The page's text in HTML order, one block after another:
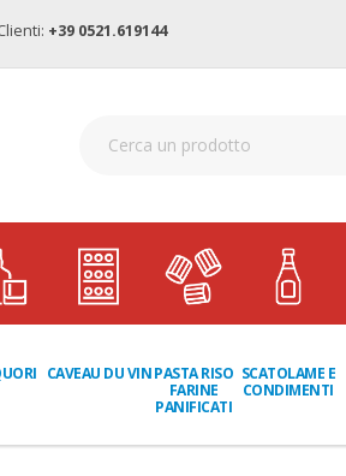
+39 0521.619144
CAVEAU DU VINPASTA RISO
FARINE
PANIFICATI
SCATOLAME E
CONDIMENTI